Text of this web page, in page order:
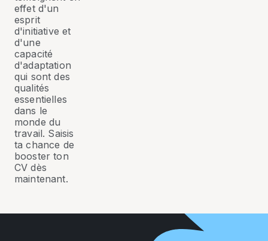
effet d'un
esprit
d'initiative et
d'une
capacité
d'adaptation
qui sont des
qualités
essentielles
dans le
monde du
travail. Saisis
ta chance de
booster ton
CV dès
maintenant.